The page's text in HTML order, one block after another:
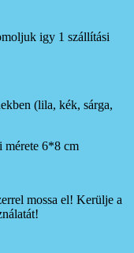
igy 1 szállítási
(lila, kék, sárga,
mérete 6*8 cm
mossa el! Kerülje a